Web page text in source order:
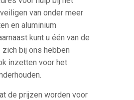
van onder meer
en aluminium
kunt u één van de
zich bij ons hebben
inzetten voor het
de prijzen worden voor